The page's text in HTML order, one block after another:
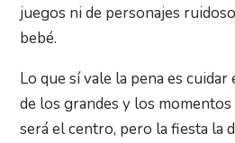
juegos ni de personajes
bebé.
Lo que sí vale la pena es cuidar
de los grandes y los
será el centro, pero la fiesta la